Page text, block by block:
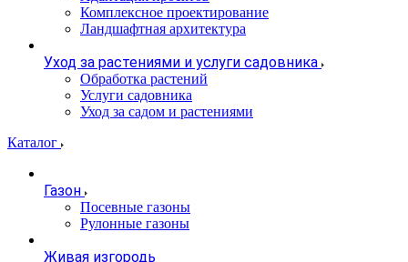
Комплексное проектирование
Ландшафтная архитектура
Уход за растениями и услуги садовника
Обработка растений
Услуги садовника
Уход за садом и растениями
Каталог
Газон
Посевные газоны
Рулонные газоны
Живая изгородь